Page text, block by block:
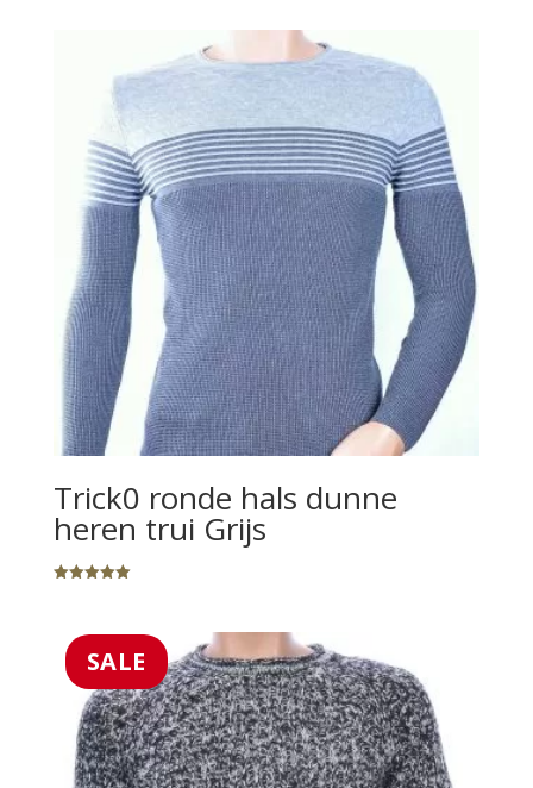
€19.99.
Trick0 ronde hals dunne
heren trui Grijs
SALE